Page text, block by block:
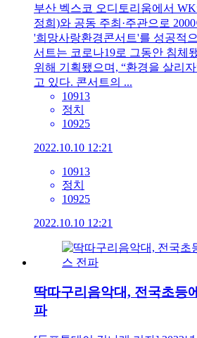
부산 벡스코 오디토리움에서
정희)와 공동 주최·주관으로
'희망사랑환경콘서트'를 성공적
서트는 코로나19로 그동안 침체
위해 기획됐으며, “환경을 살리
고 있다. 콘서트의 ...
10913
정치
10925
2022.10.10 12:21
10913
정치
10925
2022.10.10 12:21
딱따구리음악대, 전국초등
파